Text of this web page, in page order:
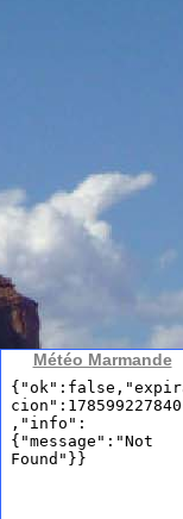
Météo Marmande